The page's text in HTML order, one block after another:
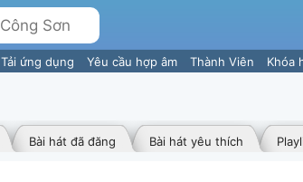
Tải ứng dụng Yêu cầu hợp âm Thành Viên Khóa
Bài hát yêu thích
Bài hát đã đăng